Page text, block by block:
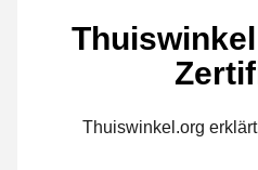
Thuiswinkel.org